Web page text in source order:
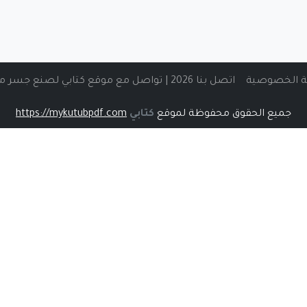
الخصوصية اتصل بنا 2026 | تواصل مع موقع كتابي لصنع جسر من المعرفة الرقمية
جميع الحقوق محفوظة لموقع كتابي https://mykutubpdf.com